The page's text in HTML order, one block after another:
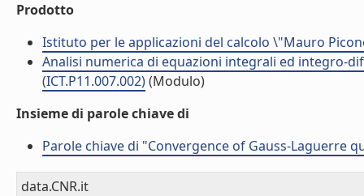
Prodotto
Istituto per le applicazioni del calcolo \"Mauro
Analisi numerica di equazioni integrali ed integro-
(ICT.P11.007.002)(Modulo)
Insieme di parole chiave di
Parole chiave di "Convergence of Gauss-Laguerre
data.CNR.it